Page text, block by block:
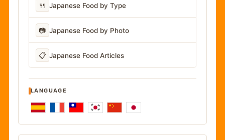
🍴 Japanese Food by Type
📷 Japanese Food by Photo
📋 Japanese Food Articles
LANGUAGE